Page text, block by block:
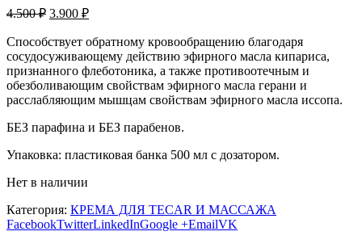
4.500₽ 3.900 ₽
Способствует обратному кровообращению благодаря
сосудосуживающему действию эфирного масла кипариса,
признанного флеботоника, а также противоотечным и
обезболивающим свойствам эфирного масла герани и
расслабляющим мышцам свойствам эфирного масла иссопа.
БЕЗ парафина и БЕЗ парабенов.
Упаковка: пластиковая банка 500 мл с дозатором.
Нет в наличии
Категория: КРЕМА ДЛЯ TECAR И МАССАЖА
FacebookTwitterLinkedInGoogle +EmailVK